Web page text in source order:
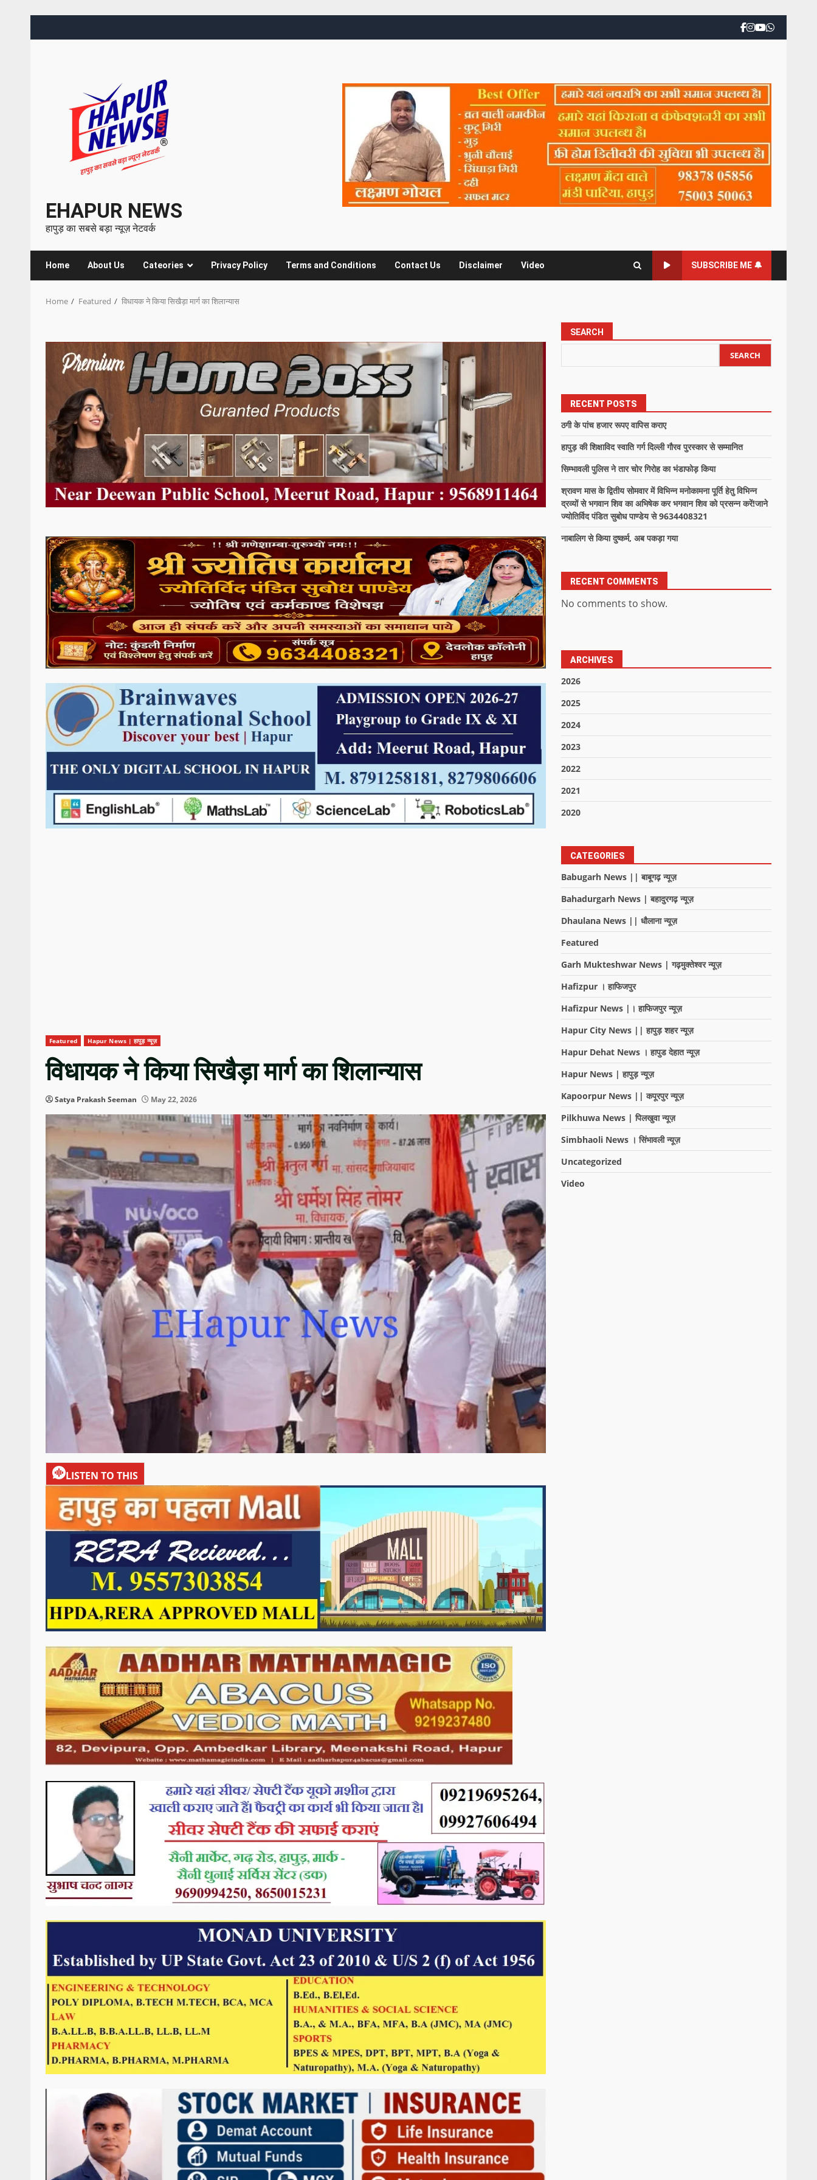
EHAPUR NEWS
हापुड़ का सबसे बड़ा न्यूज़ नेटवर्क
Home About Us Cateories Privacy Policy Terms and Conditions Contact Us Disclaimer Video SUBSCRIBE ME 🔔
Home Featured विधायक ने किया सिखैड़ा मार्ग का शिलान्यास
Featured Hapur News | हापुड़ न्यूज़
विधायक ने किया सिखैड़ा मार्ग का शिलान्यास
Satya Prakash Seeman May 22, 2026
LISTEN TO THIS
SEARCH
SEARCH
RECENT POSTS
ठगी के पांच हजार रूपए वापिस कराए
हापुड़ की शिक्षाविद स्वाति गर्ग दिल्ली गौरव पुरस्कार से सम्मानित
सिम्भावली पुलिस ने तार चोर गिरोह का भंडाफोड़ किया
श्रावण मास के द्वितीय सोमवार में विभिन्न मनोकामना पूर्ति हेतु विभिन्न
द्रव्यों से भगवान शिव का अभिषेक कर भगवान शिव को प्रसन्न करें!जाने
ज्योतिर्विद पंडित सुबोध पाण्डेय से 9634408321
नाबालिग से किया दुष्कर्म, अब पकड़ा गया
RECENT COMMENTS
No comments to show.
ARCHIVES
2026
2025
2024
2023
2022
2021
2020
CATEGORIES
Babugarh News || बाबूगढ़ न्यूज़
Bahadurgarh News | बहादुरगढ़ न्यूज़
Dhaulana News || धौलाना न्यूज़
Featured
Garh Mukteshwar News | गढ़मुक्तेश्वर न्यूज़
Hafizpur । हाफिजपुर
Hafizpur News |। हाफिजपुर न्यूज़
Hapur City News || हापुड़ शहर न्यूज़
Hapur Dehat News । हापुड देहात न्यूज़
Hapur News | हापुड़ न्यूज़
Kapoorpur News || कपूरपुर न्यूज़
Pilkhuwa News | पिलखुवा न्यूज़
Simbhaoli News । सिंभावली न्यूज़
Uncategorized
Video